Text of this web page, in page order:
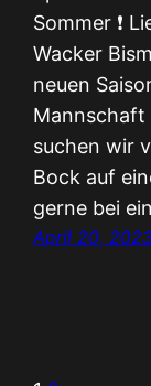
Sommer ❗️
Wacker
neuen
Mannschaft
suchen wir
Bock auf
gerne bei
April 20,